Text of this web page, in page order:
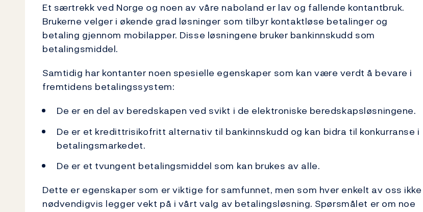
Et særtrekk ved Norge og noen av våre naboland er lav og fallende kontantbruk.
Brukerne velger i økende grad løsninger som tilbyr kontaktløse betalinger og
betaling gjennom mobilapper. Disse løsningene bruker bankinnskudd som
betalingsmiddel.
Samtidig har kontanter noen spesielle egenskaper som kan være verdt å bevare i
fremtidens betalingssystem:
De er en del av beredskapen ved svikt i de elektroniske beredskapsløsningene.
De er et kredittrisikofritt alternativ til bankinnskudd og kan bidra til konkurranse i
betalingsmarkedet.
De er et tvungent betalingsmiddel som kan brukes av alle.
Dette er egenskaper som er viktige for samfunnet, men som hver enkelt av oss ikke
nødvendigvis legger vekt på i vårt valg av betalingsløsning. Spørsmålet er om noe